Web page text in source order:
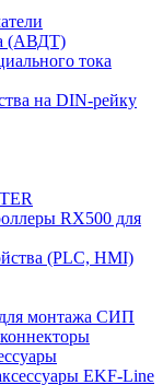
(АВДТ)
тока
на DIN-рейку
RX500 для
(PLC, HMI)
монтажа СИП
EKF-Line